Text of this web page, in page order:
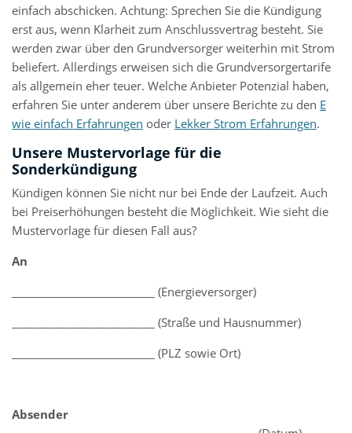
einfach abschicken. Achtung: Sprechen Sie die Kündigung
erst aus, wenn Klarheit zum Anschlussvertrag besteht. Sie
werden zwar über den Grundversorger weiterhin mit Strom
beliefert. Allerdings erweisen sich die Grundversorgertarife
als allgemein eher teuer. Welche Anbieter Potenzial haben,
erfahren Sie unter anderem über unsere Berichte zu den E
wie einfach Erfahrungen oder Lekker Strom Erfahrungen.
Unsere Mustervorlage für die
Sonderkündigung
Kündigen können Sie nicht nur bei Ende der Laufzeit. Auch
bei Preiserhöhungen besteht die Möglichkeit. Wie sieht die
Mustervorlage für diesen Fall aus?
An
__________________________ (Energieversorger)
__________________________ (Straße und Hausnummer)
__________________________ (PLZ sowie Ort)
Absender